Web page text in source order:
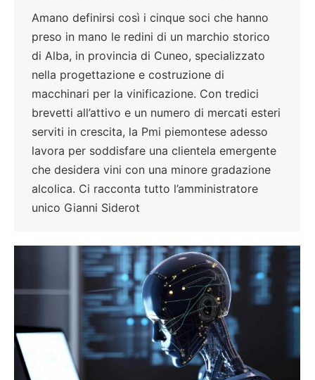
Amano definirsi così i cinque soci che hanno
preso in mano le redini di un marchio storico
di Alba, in provincia di Cuneo, specializzato
nella progettazione e costruzione di
macchinari per la vinificazione. Con tredici
brevetti all’attivo e un numero di mercati esteri
serviti in crescita, la Pmi piemontese adesso
lavora per soddisfare una clientela emergente
che desidera vini con una minore gradazione
alcolica. Ci racconta tutto l’amministratore
unico Gianni Siderot